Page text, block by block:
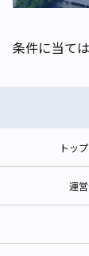
条件に当て
トッ
運